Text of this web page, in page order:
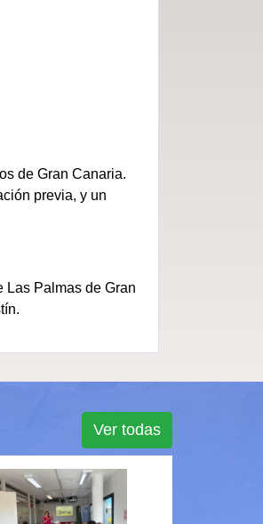
de Gran Canaria.
previa, y un
Las Palmas de Gran
Ver todas